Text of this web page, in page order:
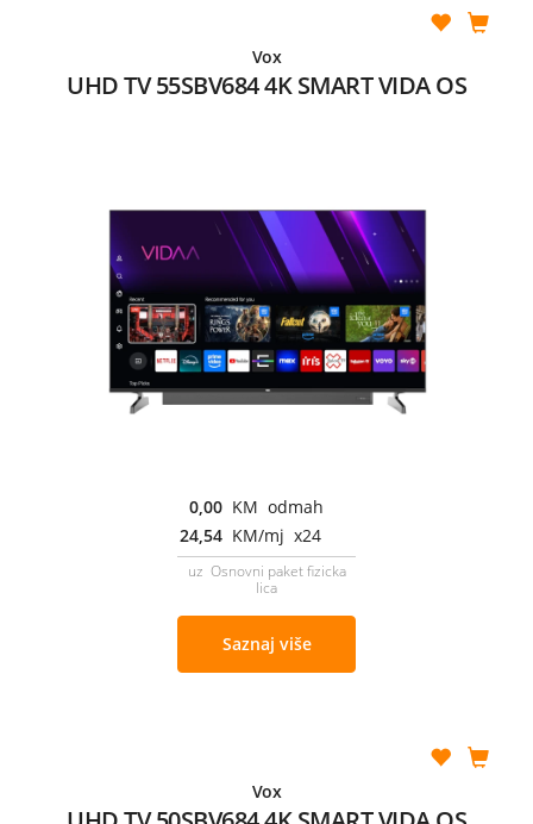
Vox
UHD TV 55SBV684 4K SMART VIDA OS
0,00 KM odmah
24,54 KM/mj x24
uz Osnovni paket fizicka
lica
Saznaj više
Vox